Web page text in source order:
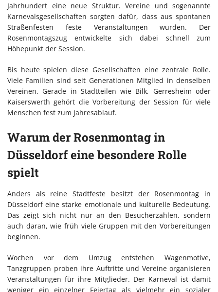
Jahrhundert eine neue Struktur. Vereine und sogenannte
Karnevalsgesellschaften sorgten dafür, dass aus spontanen
Straßenfesten feste Veranstaltungen wurden. Der
Rosenmontagszug entwickelte sich dabei schnell zum
Höhepunkt der Session.
Bis heute spielen diese Gesellschaften eine zentrale Rolle.
Viele Familien sind seit Generationen Mitglied in denselben
Vereinen. Gerade in Stadtteilen wie Bilk, Gerresheim oder
Kaiserswerth gehört die Vorbereitung der Session für viele
Menschen fest zum Jahresablauf.
Warum der Rosenmontag in
Düsseldorf eine besondere Rolle
spielt
Anders als reine Stadtfeste besitzt der Rosenmontag in
Düsseldorf eine starke emotionale und kulturelle Bedeutung.
Das zeigt sich nicht nur an den Besucherzahlen, sondern
auch daran, wie früh viele Gruppen mit den Vorbereitungen
beginnen.
Wochen vor dem Umzug entstehen Wagenmotive,
Tanzgruppen proben ihre Auftritte und Vereine organisieren
Veranstaltungen für ihre Mitglieder. Der Karneval ist damit
weniger ein einzelner Feiertag als vielmehr ein sozialer